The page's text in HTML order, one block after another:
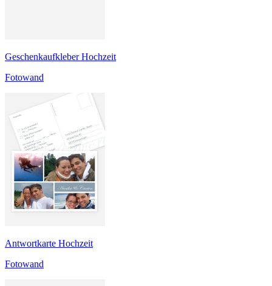
Geschenkaufkleber Hochzeit
Fotowand
Antwortkarte Hochzeit
Fotowand